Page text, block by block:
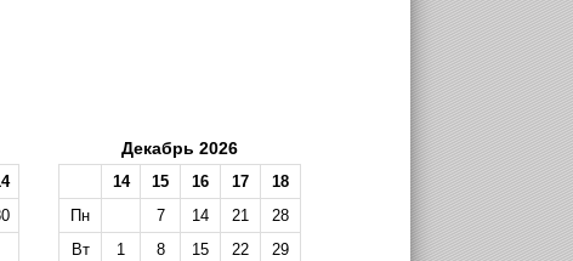
Декабрь 2026
14 15 16 17
18
Пн
7 14 21
28
Вт
1 8 15 22
29